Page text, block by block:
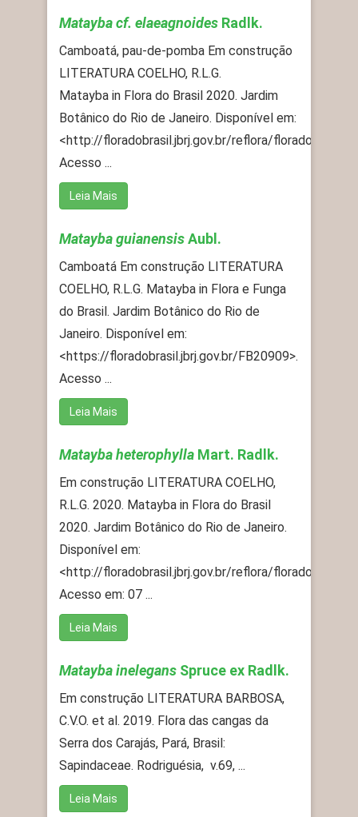
Matayba cf. elaeagnoides Radlk.
Camboatá, pau-de-pomba Em construção
LITERATURA COELHO, R.L.G.
Matayba in Flora do Brasil 2020. Jardim
Botânico do Rio de Janeiro. Disponível em:
<http://floradobrasil.jbrj.gov.br/reflora/floradobrasil/
Acesso ...
Leia Mais
Matayba guianensisAubl.
Camboatá Em construção LITERATURA
COELHO, R.L.G. Matayba in Flora e Funga
do Brasil. Jardim Botânico do Rio de
Janeiro. Disponível em:
<https://floradobrasil.jbrj.gov.br/FB20909>.
Acesso ...
Leia Mais
Matayba heterophylla Mart. Radlk.
Em construção LITERATURA COELHO,
R.L.G. 2020. Matayba in Flora do Brasil
2020. Jardim Botânico do Rio de Janeiro.
Disponível em:
<http://floradobrasil.jbrj.gov.br/reflora/floradobrasil/
Acesso em: 07 ...
Leia Mais
Matayba inelegans Spruce ex Radlk.
Em construção LITERATURA BARBOSA,
C.V.O. et al. 2019. Flora das cangas da
Serra dos Carajás, Pará, Brasil:
Sapindaceae. Rodriguésia, v.69, ...
Leia Mais